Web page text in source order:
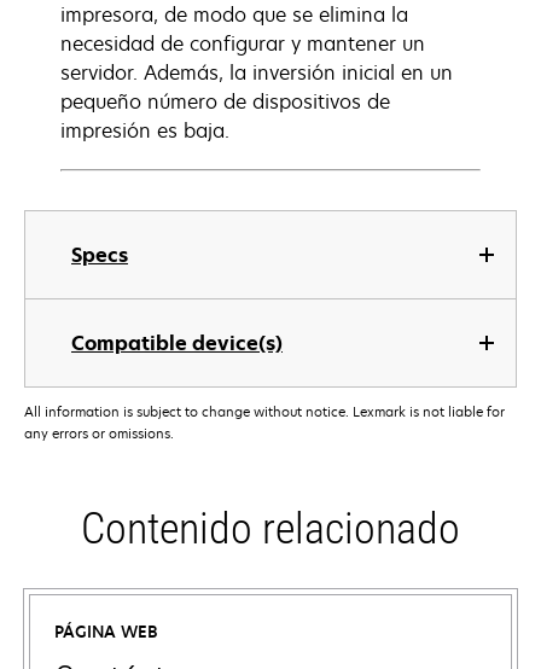
Specs
Compatible device(s)
impresora, de modo que se elimina la
necesidad de configurar y mantener un
servidor. Además, la inversión inicial en un
pequeño número de dispositivos de
impresión es baja.
All information is subject to change without notice. Lexmark is not liable for
any errors or omissions.
Contenido relacionado
PÁGINA WEB